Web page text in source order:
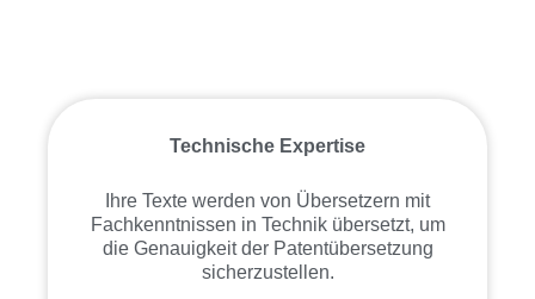
Technische Expertise
Ihre Texte werden von Übersetzern mit
Fachkenntnissen in Technik übersetzt, um
die Genauigkeit der Patentübersetzung
sicherzustellen.